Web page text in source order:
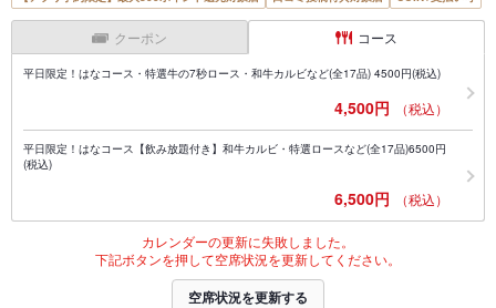
クーポン コース
平日限定！はなコース・特選牛の7秒ロース・和牛カルビなど(全17品) 4500円(税込)
4,500円 （税込）
平日限定！はなコース【飲み放題付き】和牛カルビ・特選ロースなど(全17品)6500円
(税込)
6,500円 （税込）
カレンダーの更新に失敗しました。
下記ボタンを押して空席状況を更新してください。
空席状況を更新する